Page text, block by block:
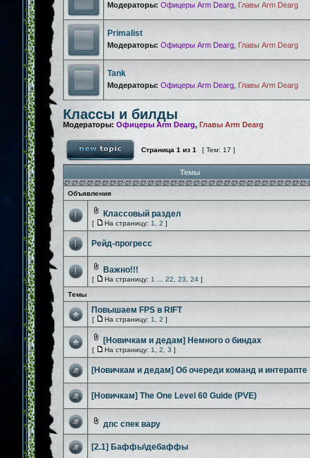
Модераторы: Офицеры Arm Dearg Главы Arm Dearg
Primalist
Модераторы: Офицеры Arm Dearg Главы Arm Dearg
Tank
Модераторы: Офицеры Arm Dearg Главы Arm Dearg
Классы и билды
Модераторы: Офицеры Arm Dearg, Главы Arm Dearg
Страница 1 из 1 [ Тем: 17 ]
Темы
Объявления
Классовый раздел
[ На страницу: 1 2 ]
Рейд-прогресс
Важно!!!
[ На страницу: 1 22 23 24 ]
Темы
Повышаем FPS в RIFT
[ На страницу: 1 2 ]
[Новичкам и дедам] Немного о биндах
[ На страницу: 1 2 3 ]
[Новичкам и дедам] Об очереди команд и интерапте
[Новичкам] The One Level 60 Guide (PVE)
дпс спек вару
[2.1] Баффы\дебаффы